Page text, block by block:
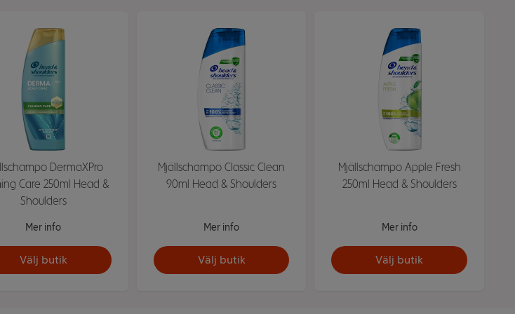
DermaXPro
Care 250ml Head &
Shoulders
Mer info
Välj butik
Mjällschampo Classic Clean
90ml Head & Shoulders
Mer info
Välj butik
Mjällschampo Apple Fresh
250ml Head & Shoulders
Mer info
Välj butik